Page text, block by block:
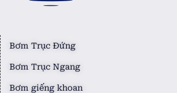
Bơm Trục Đứng
Bơm Trục Ngang
Bơm giếng khoan